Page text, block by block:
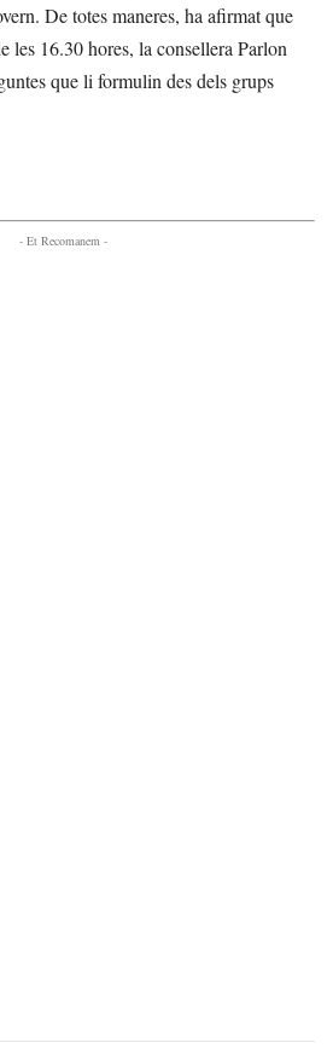
De totes maneres, ha afirmat que
les 16.30 hores, la consellera Parlon
que li formulin des dels grups
- Et Recomanem -